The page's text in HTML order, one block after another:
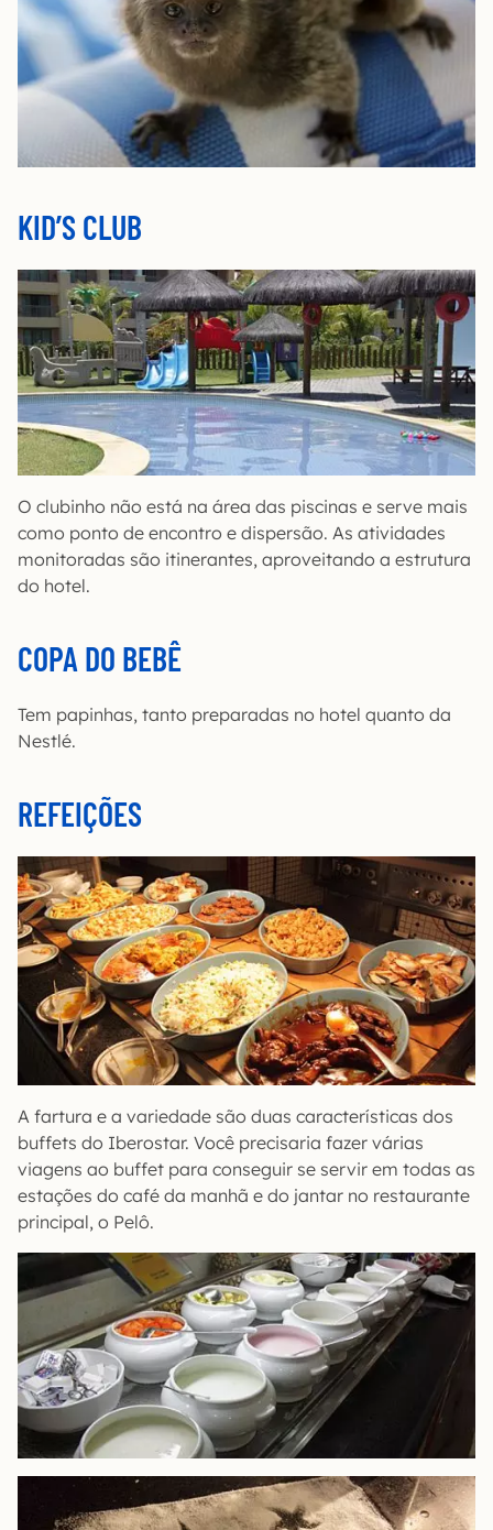
KID’S CLUB
O clubinho não está na área das piscinas e serve mais
como ponto de encontro e dispersão. As atividades
monitoradas são itinerantes, aproveitando a estrutura
do hotel.
COPA DO BEBÊ
Tem papinhas, tanto preparadas no hotel quanto da
Nestlé.
REFEIÇÕES
A fartura e a variedade são duas características dos
buffets do Iberostar. Você precisaria fazer várias
viagens ao buffet para conseguir se servir em todas as
estações do café da manhã e do jantar no restaurante
principal, o Pelô.